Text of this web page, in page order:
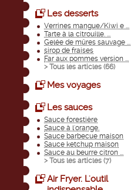
Les desserts
Verrines mangue/Kiwi e ...
Tarte à la citrouille. ...
Gelée de mûres sauvage ...
sirop de fraises
Far aux pommes version ...
> Tous les articles (66)
Mes voyages
Les sauces
Sauce forestière
Sauce à l'orange.
Sauce barbecue maison
Sauce ketchup maison
Sauce au beurre citron ...
> Tous les articles (7)
Air Fryer. L'outil